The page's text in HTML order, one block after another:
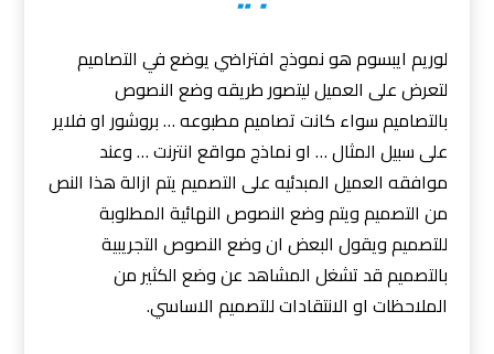
لوريم ايبسوم هو نموذج افتراضي يوضع في التصاميم
لتعرض على العميل ليتصور طريقه وضع النصوص
بالتصاميم سواء كانت تصاميم مطبوعه … بروشور او فلاير
على سبيل المثال … او نماذج مواقع انترنت … وعند
موافقه العميل المبدئيه على التصميم يتم ازالة هذا النص
من التصميم ويتم وضع النصوص النهائية المطلوبة
للتصميم ويقول البعض ان وضع النصوص التجريبية
بالتصميم قد تشغل المشاهد عن وضع الكثير من
الملاحظات او الانتقادات للتصميم الاساسي.